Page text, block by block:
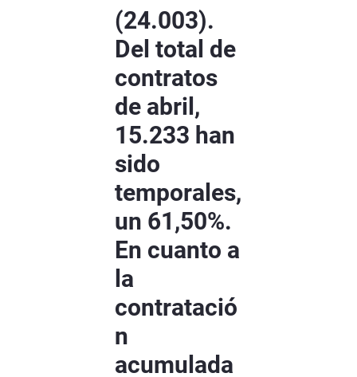
(24.003).
Del total de
contratos
de abril,
15.233 han
sido
temporales,
un 61,50%.
En cuanto a
la
contratació
n
acumulada